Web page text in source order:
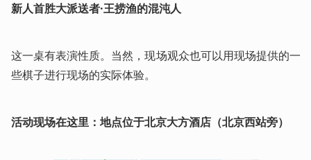
新人首胜大派送者·王捞渔的混沌人
这一桌有表演性质。当然，现场观众也可以用现场提供的一
些棋子进行现场的实际体验。
活动现场在这里：地点位于北京大方酒店（北京西站旁）